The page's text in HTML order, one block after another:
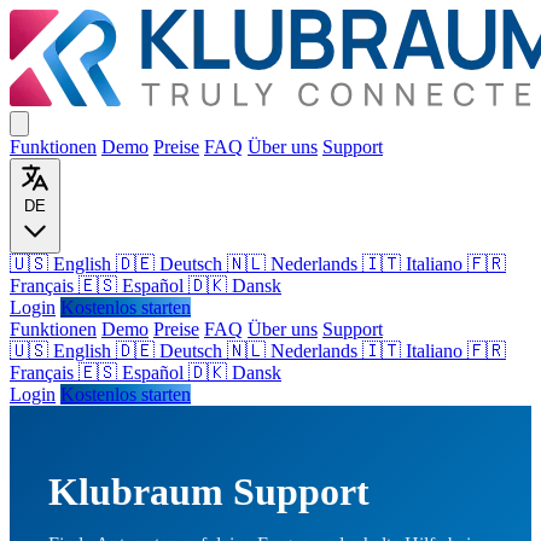
Funktionen Demo Preise FAQ Über uns Support
DE
🇺🇸 English 🇩🇪 Deutsch 🇳🇱 Nederlands 🇮🇹 Italiano 🇫🇷
Français 🇪🇸 Español 🇩🇰 Dansk
Login Kostenlos starten
Funktionen Demo Preise FAQ Über uns Support
🇺🇸 English 🇩🇪 Deutsch 🇳🇱 Nederlands 🇮🇹 Italiano 🇫🇷
Français 🇪🇸 Español 🇩🇰 Dansk
Login Kostenlos starten
Klubraum Support